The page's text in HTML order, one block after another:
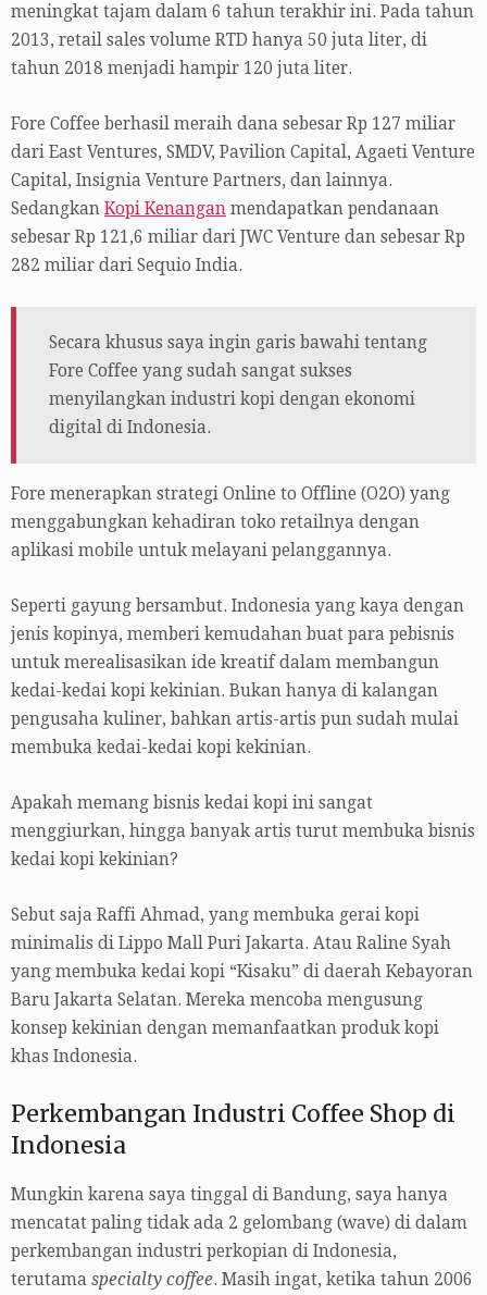
meningkat tajam dalam 6 tahun terakhir ini. Pada tahun
2013, retail sales volume RTD hanya 50 juta liter, di
tahun 2018 menjadi hampir 120 juta liter.
Fore Coffee berhasil meraih dana sebesar Rp 127 miliar
dari East Ventures, SMDV, Pavilion Capital, Agaeti Venture
Capital, Insignia Venture Partners, dan lainnya.
Sedangkan Kopi Kenangan mendapatkan pendanaan
sebesar Rp 121,6 miliar dari JWC Venture dan sebesar Rp
282 miliar dari Sequio India.
Secara khusus saya ingin garis bawahi tentang
Fore Coffee yang sudah sangat sukses
menyilangkan industri kopi dengan ekonomi
digital di Indonesia.
Fore menerapkan strategi Online to Offline (O2O) yang
menggabungkan kehadiran toko retailnya dengan
aplikasi mobile untuk melayani pelanggannya.
Seperti gayung bersambut. Indonesia yang kaya dengan
jenis kopinya, memberi kemudahan buat para pebisnis
untuk merealisasikan ide kreatif dalam membangun
kedai-kedai kopi kekinian. Bukan hanya di kalangan
pengusaha kuliner, bahkan artis-artis pun sudah mulai
membuka kedai-kedai kopi kekinian.
Apakah memang bisnis kedai kopi ini sangat
menggiurkan, hingga banyak artis turut membuka bisnis
kedai kopi kekinian?
Sebut saja Raffi Ahmad, yang membuka gerai kopi
minimalis di Lippo Mall Puri Jakarta. Atau Raline Syah
yang membuka kedai kopi “Kisaku” di daerah Kebayoran
Baru Jakarta Selatan. Mereka mencoba mengusung
konsep kekinian dengan memanfaatkan produk kopi
khas Indonesia.
Perkembangan Industri Coffee Shop di
Indonesia
Mungkin karena saya tinggal di Bandung, saya hanya
mencatat paling tidak ada 2 gelombang (wave) di dalam
perkembangan industri perkopian di Indonesia,
terutama specialty coffee. Masih ingat, ketika tahun 2006